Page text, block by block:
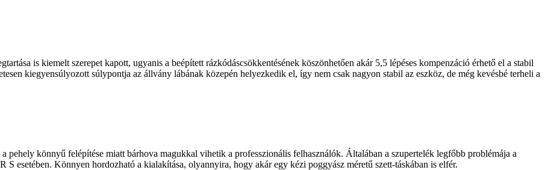
is kiemelt szerepet kapott, ugyanis a beépített rázkódáscsökkentésének köszönhetően akár 5,5 lépéses kompenzáció érhető el a stabil
kiegyensúlyozott súlypontja az állvány lábának közepén helyezkedik el, így nem csak nagyon stabil az eszköz, de még kevésbé terheli a
pehely könnyű felépítése miatt bárhova magukkal vihetik a professzionális felhasználók. Általában a szupertelék legfőbb problémája a
esetében. Könnyen hordozható a kialakítása, olyannyira, hogy akár egy kézi poggyász méretű szett-táskában is elfér.